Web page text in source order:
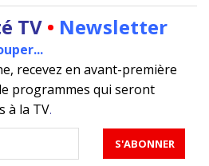
TV • Newsletter
recevez en avant-première
programmes qui seront
à la TV.